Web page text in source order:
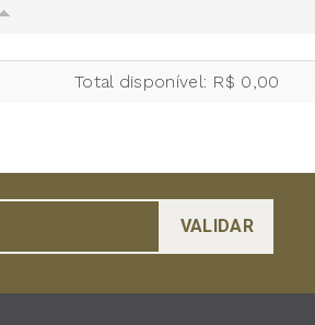
Total disponível: R$ 0,00